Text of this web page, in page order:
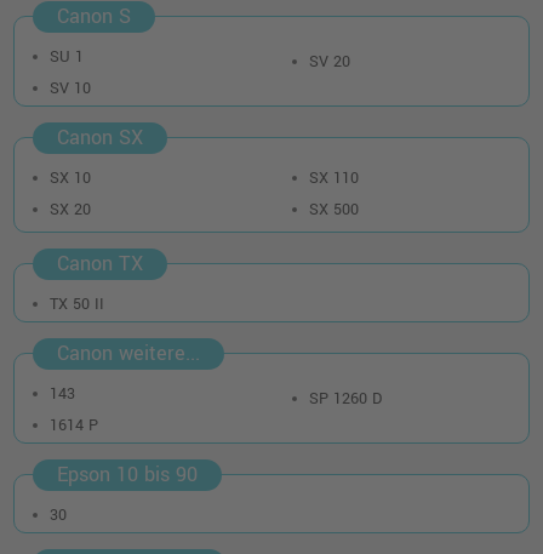
Canon S
SU 1
SV 10
SV 20
Canon SX
SX 10
SX 20
SX 110
SX 500
Canon TX
TX 50 II
Canon weitere...
143
1614 P
SP 1260 D
Epson 10 bis 90
30